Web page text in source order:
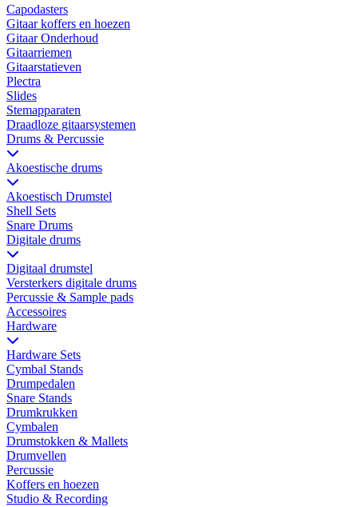
Capodasters
Gitaar koffers en hoezen
Gitaar Onderhoud
Gitaarriemen
Gitaarstatieven
Plectra
Slides
Stemapparaten
Draadloze gitaarsystemen
Drums & Percussie
Akoestische drums
Akoestisch Drumstel
Shell Sets
Snare Drums
Digitale drums
Digitaal drumstel
Versterkers digitale drums
Percussie & Sample pads
Accessoires
Hardware
Hardware Sets
Cymbal Stands
Drumpedalen
Snare Stands
Drumkrukken
Cymbalen
Drumstokken & Mallets
Drumvellen
Percussie
Koffers en hoezen
Studio & Recording